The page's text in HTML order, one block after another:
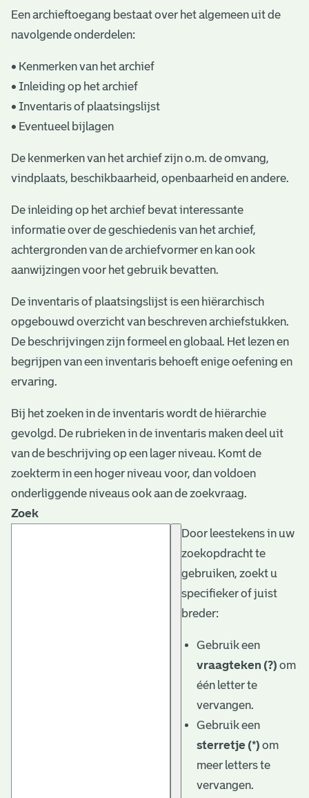
i
ë
l
e
a
c
h
i
e
v
n
Een archieftoegang bestaat over het algemeen uit de
navolgende onderdelen:
• Kenmerken van het archief
• Inleiding op het archief
• Inventaris of plaatsingslijst
• Eventueel bijlagen
De kenmerken van het archief zijn o.m. de omvang,
vindplaats, beschikbaarheid, openbaarheid en andere.
De inleiding op het archief bevat interessante
informatie over de geschiedenis van het archief,
achtergronden van de archiefvormer en kan ook
aanwijzingen voor het gebruik bevatten.
De inventaris of plaatsingslijst is een hiërarchisch
opgebouwd overzicht van beschreven archiefstukken.
De beschrijvingen zijn formeel en globaal. Het lezen en
begrijpen van een inventaris behoeft enige oefening en
ervaring.
Bij het zoeken in de inventaris wordt de hiërarchie
gevolgd. De rubrieken in de inventaris maken deel uit
van de beschrijving op een lager niveau. Komt de
zoekterm in een hoger niveau voor, dan voldoen
onderliggende niveaus ook aan de zoekvraag.
Zoek
Door leestekens in uw
zoekopdracht te
gebruiken, zoekt u
specifieker of juist
breder:
Gebruik een
vraagteken (?) om
één letter te
vervangen.
Gebruik een
sterretje (*) om
meer letters te
vervangen.